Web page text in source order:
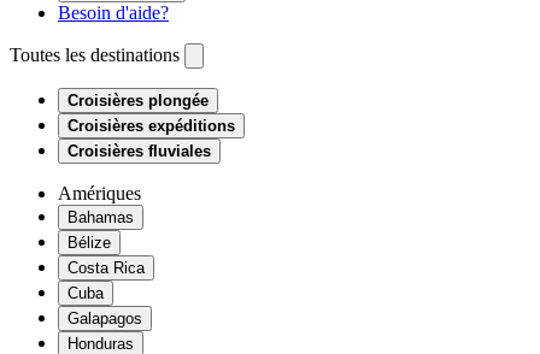
Besoin d'aide?
Toutes les destinations
Croisières plongée
Croisières expéditions
Croisières fluviales
Amériques
Bahamas
Bélize
Costa Rica
Cuba
Galapagos
Honduras